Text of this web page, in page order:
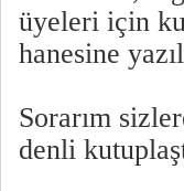
üyeleri için
hanesine
Sorarım
denli